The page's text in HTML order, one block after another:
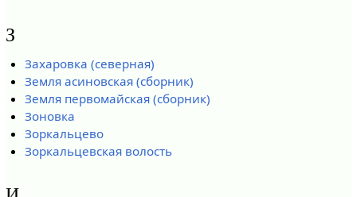
З
Захаровка (северная)
Земля асиновская (сборник)
Земля первомайская (сборник)
Зоновка
Зоркальцево
Зоркальцевская волость